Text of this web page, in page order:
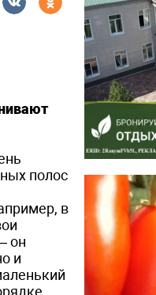
полос
в
он
и